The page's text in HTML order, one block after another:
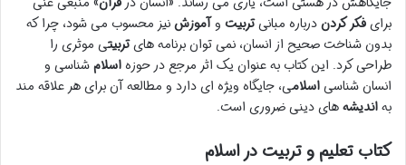
برایفکر کردندرباره مبانیتربیت وآموزشنیز محسوب می شود، چرا که
بدون شناخت صحیح از انسان، نمی توان برنامه هایتربیتی موثری را
طراحی کرد. این کتاب به عنوان یک اثر مرجع در حوزهاسلامشناسی و
انسان شناسیاسلامی، جایگاه ویژه ای دارد و مطالعه آن برای هر علاقه مند
بهاندیشههای دینی ضروری است.
کتاب تعلیم و تربیت در اسلام